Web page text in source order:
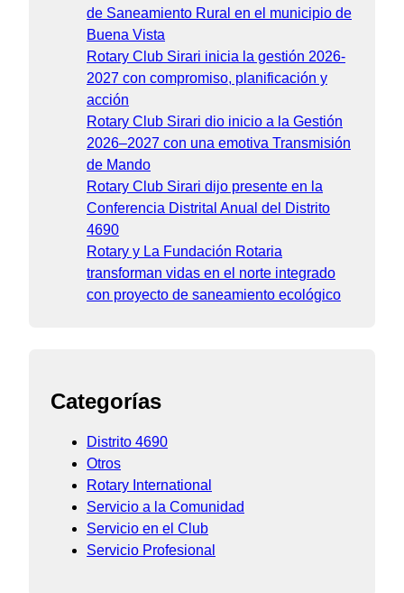
de Saneamiento Rural en el municipio de
Buena Vista
Rotary Club Sirari inicia la gestión 2026-
2027 con compromiso, planificación y
acción
Rotary Club Sirari dio inicio a la Gestión
2026–2027 con una emotiva Transmisión
de Mando
Rotary Club Sirari dijo presente en la
Conferencia Distrital Anual del Distrito
4690
Rotary y La Fundación Rotaria
transforman vidas en el norte integrado
con proyecto de saneamiento ecológico
Categorías
Distrito 4690
Otros
Rotary International
Servicio a la Comunidad
Servicio en el Club
Servicio Profesional